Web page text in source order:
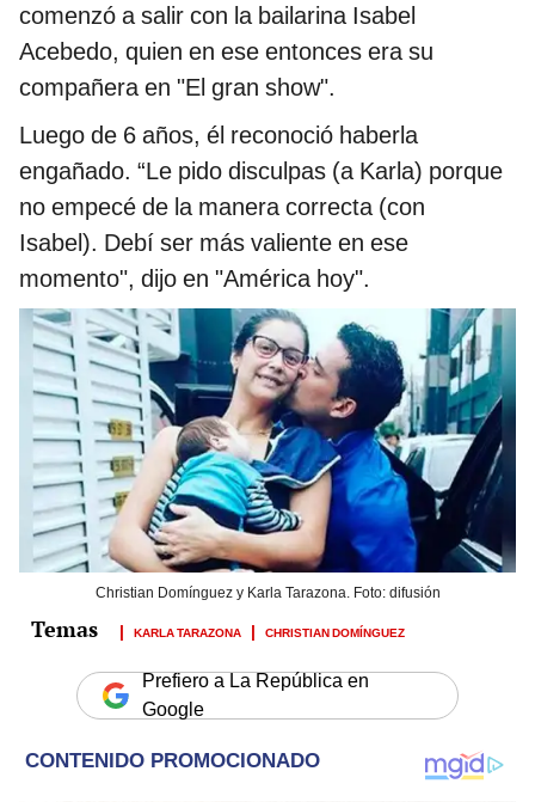
comenzó a salir con la bailarina Isabel
Acebedo, quien en ese entonces era su
compañera en "El gran show".
Luego de 6 años, él reconoció haberla
engañado. “Le pido disculpas (a Karla) porque
no empecé de la manera correcta (con
Isabel). Debí ser más valiente en ese
momento", dijo en "América hoy".
Christian Domínguez y Karla Tarazona. Foto: difusión
KARLA TARAZONA CHRISTIAN DOMÍNGUEZ
Prefiero a La República en
Google